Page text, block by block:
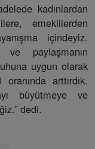
kadınlardan
emeklilerden
içindeyiz.
ve paylaşmanın
uygun olarak
arttırdık.
büyütmeye ve
dedi.